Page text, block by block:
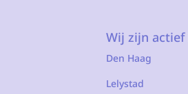
Wij zijn actief
Den Haag
Lelystad